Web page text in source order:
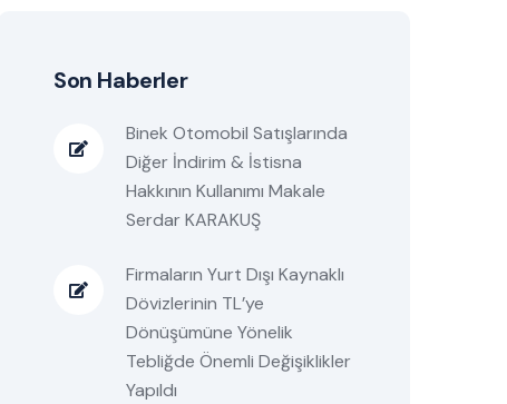
Son Haberler
Binek Otomobil Satışlarında
Diğer İndirim & İstisna
Hakkının Kullanımı Makale
Serdar KARAKUŞ
Firmaların Yurt Dışı Kaynaklı
Dövizlerinin TL’ye
Dönüşümüne Yönelik
Tebliğde Önemli Değişiklikler
Yapıldı